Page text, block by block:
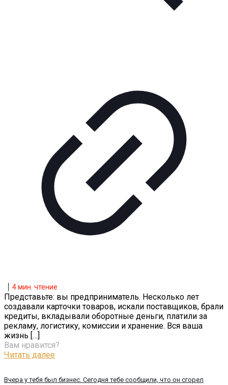
Вчера у тебя был бизнес. Сегодня тебе сообщили, что он сгорел
4мин. чтение
Представьте: вы предприниматель. Несколько лет
создавали карточки товаров, искали поставщиков, брали
кредиты, вкладывали оборотные деньги, платили за
рекламу, логистику, комиссии и хранение. Вся ваша
жизнь […]
Вам нравится?
Читать далее